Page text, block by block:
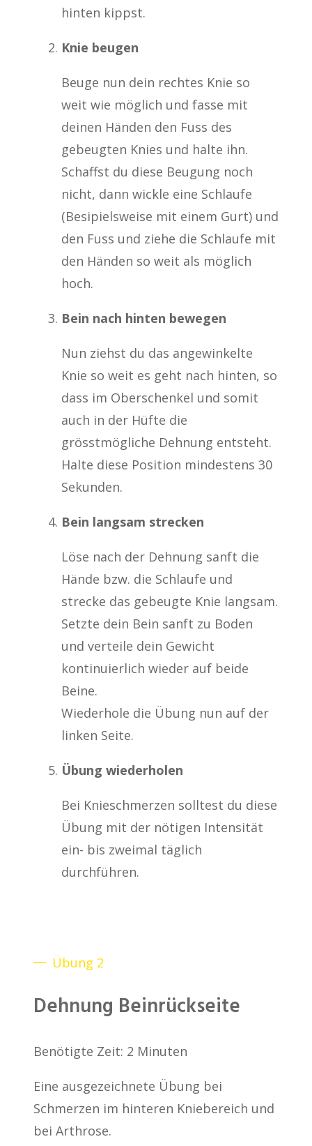
hinten kippst.
Knie beugen
Beuge nun dein rechtes Knie so
weit wie möglich und fasse mit
deinen Händen den Fuss des
gebeugten Knies und halte ihn.
Schaffst du diese Beugung noch
nicht, dann wickle eine Schlaufe
(Besipielsweise mit einem Gurt) und
den Fuss und ziehe die Schlaufe mit
den Händen so weit als möglich
hoch.
Bein nach hinten bewegen
Nun ziehst du das angewinkelte
Knie so weit es geht nach hinten, so
dass im Oberschenkel und somit
auch in der Hüfte die
grösstmögliche Dehnung entsteht.
Halte diese Position mindestens 30
Sekunden.
Bein langsam strecken
Löse nach der Dehnung sanft die
Hände bzw. die Schlaufe und
strecke das gebeugte Knie langsam.
Setzte dein Bein sanft zu Boden
und verteile dein Gewicht
kontinuierlich wieder auf beide
Beine.
Wiederhole die Übung nun auf der
linken Seite.
Übung wiederholen
Bei Knieschmerzen solltest du diese
Übung mit der nötigen Intensität
ein- bis zweimal täglich
durchführen.
Übung 2
Dehnung Beinrückseite
Benötigte Zeit: 2 Minuten
Eine ausgezeichnete Übung bei
Schmerzen im hinteren Kniebereich und
bei Arthrose.